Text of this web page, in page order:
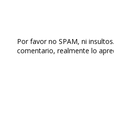
Por favor no SPAM, ni
comentario, realmente lo